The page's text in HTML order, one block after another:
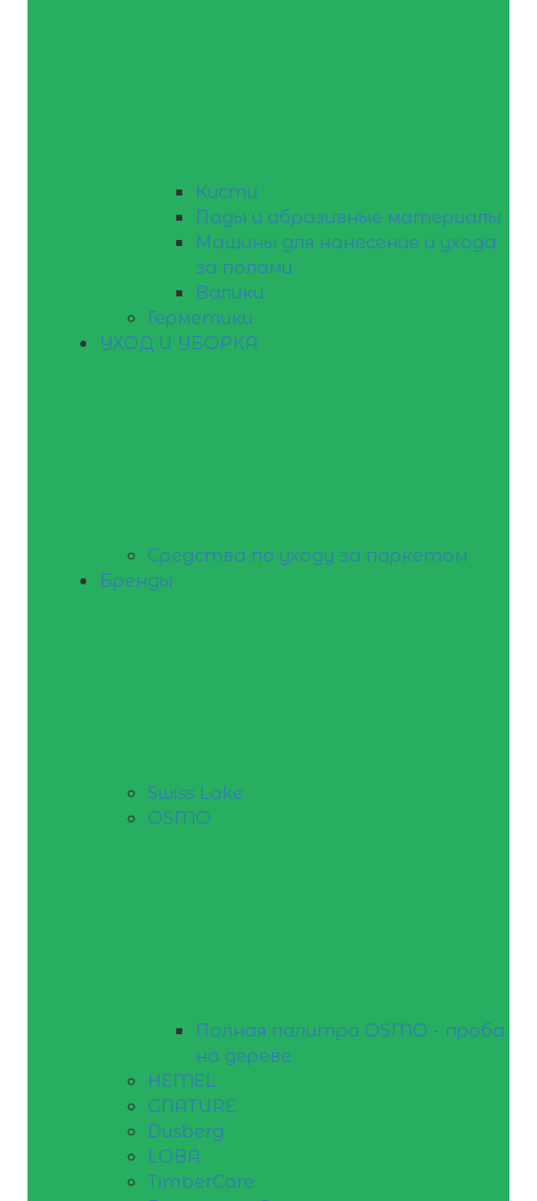
Кисти
Пады и абразивные материалы
Машины для нанесение и ухода
за полами
Валики
Герметики
УХОД И УБОРКА
Средства по уходу за паркетом
Бренды
Swiss Lake
OSMO
Полная палитра OSMO - проба
на дереве
HEMEL
GNATURE
Dusberg
LOBA
TimberCare